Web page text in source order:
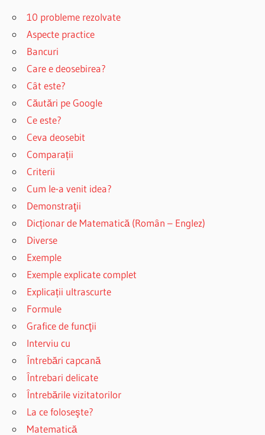
10 probleme rezolvate
Aspecte practice
Bancuri
Care e deosebirea?
Cât este?
Căutări pe Google
Ce este?
Ceva deosebit
Comparații
Criterii
Cum le-a venit idea?
Demonstraţii
Dicționar de Matematică (Român – Englez)
Diverse
Exemple
Exemple explicate complet
Explicații ultrascurte
Formule
Grafice de funcţii
Interviu cu
Întrebări capcană
Întrebari delicate
Întrebările vizitatorilor
La ce foloseşte?
Matematică